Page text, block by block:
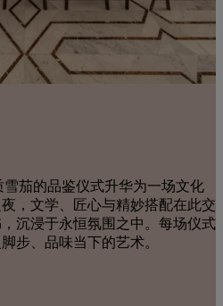
雪茄的品鉴仪式升华为一场文化
，文学、匠心与精妙搭配在此交
沉浸于永恒氛围之中。每场仪式
步、品味当下的艺术。